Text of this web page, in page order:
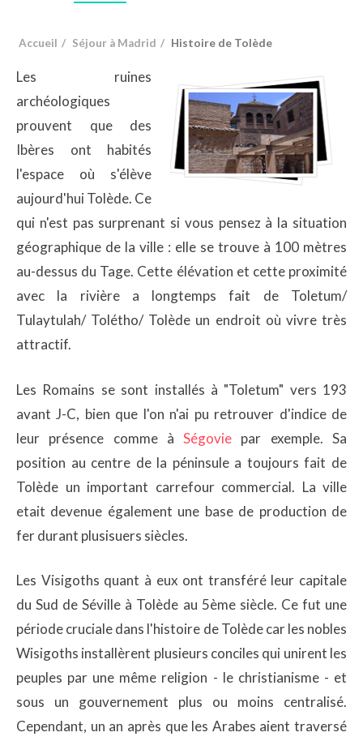
Accueil Séjour à Madrid Histoire de Tolède
Les ruines
archéologiques
prouvent que des
Ibères ont habités
l'espace où s'élève
aujourd'hui Tolède. Ce
qui n'est pas surprenant si vous pensez à la situation
géographique de la ville : elle se trouve à 100 mètres
au-dessus du Tage. Cette élévation et cette proximité
avec la rivière a longtemps fait de Toletum/
Tulaytulah/ Tolétho/ Tolède un endroit où vivre très
attractif.
Les Romains se sont installés à "Toletum" vers 193
avant J-C, bien que l'on n'ai pu retrouver d'indice de
leur présence comme àSégovie par exemple. Sa
position au centre de la péninsule a toujours fait de
Tolède un important carrefour commercial. La ville
etait devenue également une base de production de
fer durant plusisuers siècles.
Les Visigoths quant à eux ont transféré leur capitale
du Sud de Séville à Tolède au 5ème siècle. Ce fut une
période cruciale dans l'histoire de Tolède car les nobles
Wisigoths installèrent plusieurs conciles qui unirent les
peuples par une même religion - le christianisme - et
sous un gouvernement plus ou moins centralisé.
Cependant, un an après que les Arabes aient traversé